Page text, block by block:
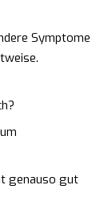
Symptome
genauso gut